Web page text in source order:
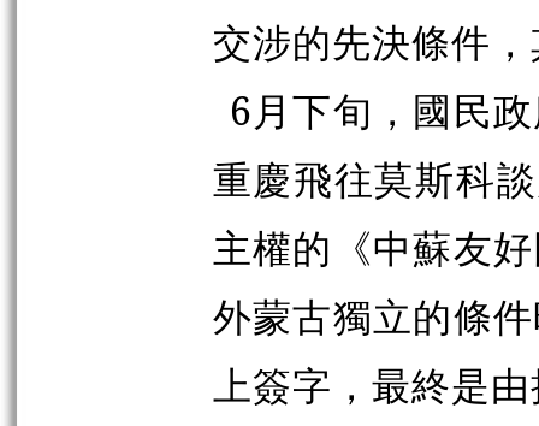
交涉的先決條件
6月下旬，國民
重慶飛往莫斯科
主權的《中蘇友
外蒙古獨立的條
上簽字，最終是